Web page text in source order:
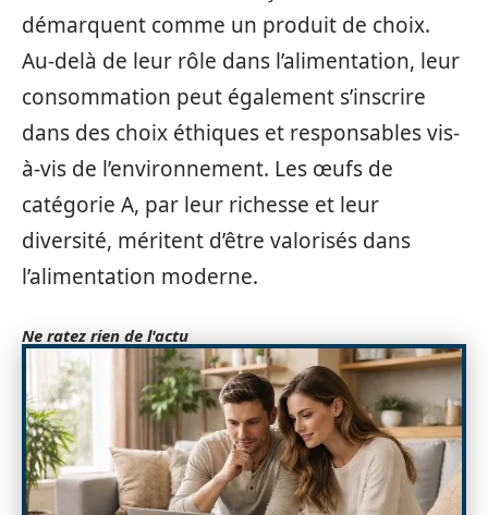
démarquent comme un produit de choix.
Au-delà de leur rôle dans l’alimentation, leur
consommation peut également s’inscrire
dans des choix éthiques et responsables vis-
à-vis de l’environnement. Les œufs de
catégorie A, par leur richesse et leur
diversité, méritent d’être valorisés dans
l’alimentation moderne.
Ne ratez rien de l'actu